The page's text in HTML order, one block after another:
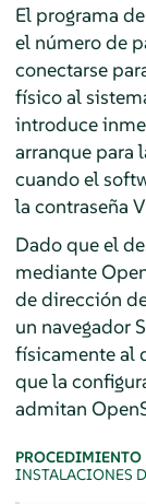
El programa
el número de
conectarse
físico al
introduce
arranque para
cuando el
la contraseña
Dado que el
mediante
de dirección
un navegador
físicamente al
que la
admitan
PROCEDIMIENTO
INSTALACIONES